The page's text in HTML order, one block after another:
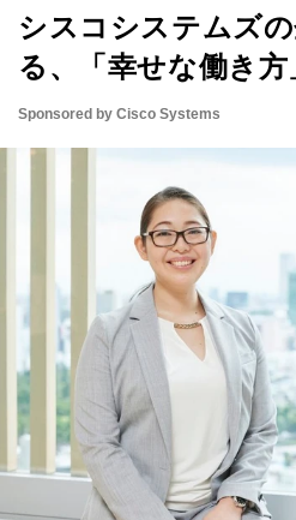
シスコシステムズ
る、「幸せな働き方
Sponsored by Cisco Systems